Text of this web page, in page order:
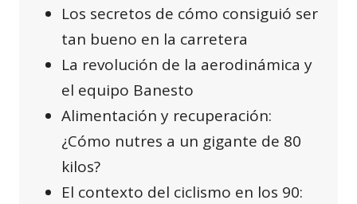
Los secretos de cómo consiguió ser
tan bueno en la carretera
La revolución de la aerodinámica y
el equipo Banesto
Alimentación y recuperación:
¿Cómo nutres a un gigante de 80
kilos?
El contexto del ciclismo en los 90: